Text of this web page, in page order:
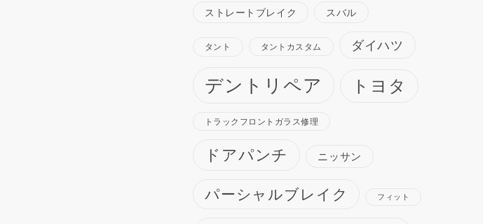
ストレートブレイク スバル
タント タントカスタム ダイハツ
デントリペア トヨタ
トラックフロントガラス修理
ドアパンチ ニッサン
パーシャルブレイク フィット